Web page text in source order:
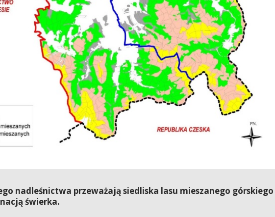
nadleśnictwa przeważają siedliska lasu mieszanego górskiego
świerka.